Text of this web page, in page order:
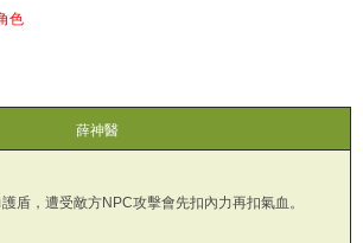
色
薛神醫
盾，遭受敵方NPC攻擊會先扣內力再扣氣血。